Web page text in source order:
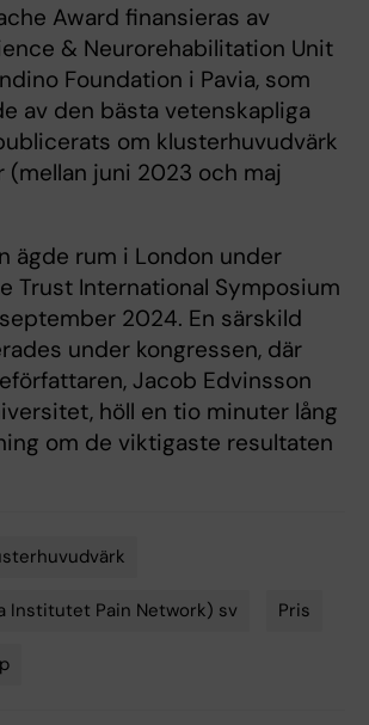
Award finansieras av
& Neurorehabilitation Unit
Foundation i Pavia, som
av den bästa vetenskapliga
om klusterhuvudvärk
(mellan juni 2023 och maj
ägde rum i London under
Trust International Symposium
2024. En särskild
under kongressen, där
Jacob Edvinsson
höll en tio minuter lång
om de viktigaste resultaten
Institutet Pain Network) sv Pris